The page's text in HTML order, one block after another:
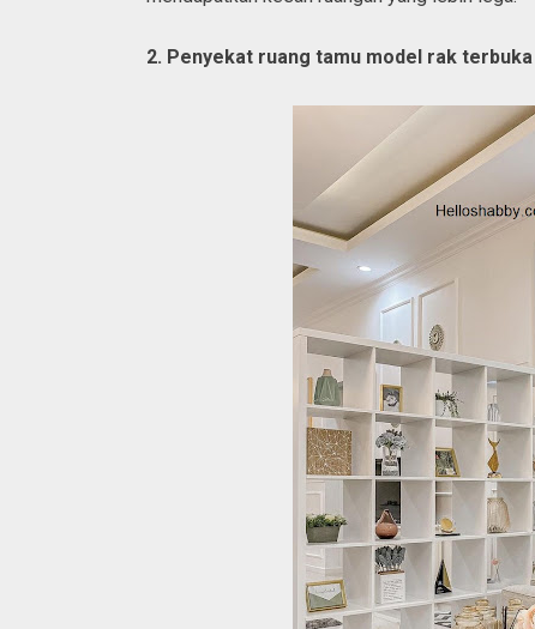
2. Penyekat ruang tamu model rak terbuka